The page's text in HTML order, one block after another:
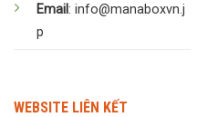
Email: info@manaboxvn.j
p
WEBSITE LIÊN KẾT